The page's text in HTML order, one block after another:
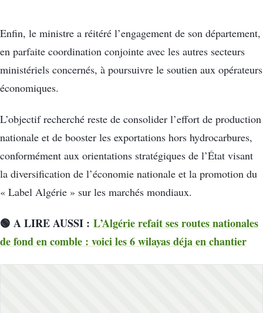
Enfin, le ministre a réitéré l’engagement de son département,
en parfaite coordination conjointe avec les autres secteurs
ministériels concernés, à poursuivre le soutien aux opérateurs
économiques.
L’objectif recherché reste de consolider l’effort de production
nationale et de booster les exportations hors hydrocarbures,
conformément aux orientations stratégiques de l’État visant
la diversification de l’économie nationale et la promotion du
« Label Algérie » sur les marchés mondiaux.
🟢 A LIRE AUSSI : L’Algérie refait ses routes nationales
de fond en comble : voici les 6 wilayas déja en chantier